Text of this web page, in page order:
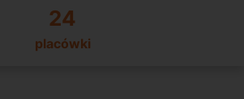
24
placówki